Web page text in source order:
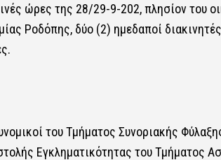
ώρες της 28/29-9-202, πλησίον του
Ροδόπης, δύο (2) ημεδαποί
του Τμήματος Συνοριακής
Εγκληματικότητας του Τμήματος